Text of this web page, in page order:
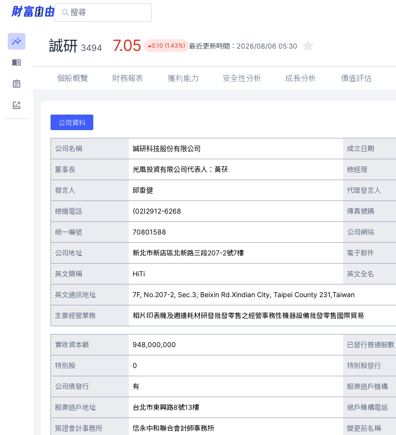
誠研 3494 7.05 0.10 (1.43%) 最近更新時間： 2026/08/06 05:30
個股概覽 財務報表 獲利能力 安全性分析 成長分析 價值評估
公司資料
公司名稱 誠研科技股份有限公司 成立日期
董事長 光風投資有限公司代表人：黃茯 總經理
發言人 邱垂健 代理發言人
總機電話 (02)2912-6268 傳真號碼
統一編號 70801588 公司網站
公司地址 新北市新店區北新路三段207-2號7樓 電子郵件
英文簡稱 HiTi 英文全名
英文通訊地址 7F, No.207-2, Sec.3, Beixin Rd.Xindian City, Taipei County 231,Taiwan
主要經營業務 相片印表機及週邊耗材研發批發零售之經營事務性機器設備批發零售國際貿易
實收資本額 948,000,000 已發行普通股數
特別股 0 特別股發行
公司債發行 有 股票過戶機構
股票過戶地址 台北市東興路8號13樓 過戶機構電話
簽證會計事務所 信永中和聯合會計師事務所 變更前名稱